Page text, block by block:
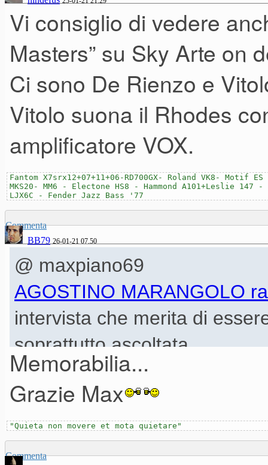
Vi consiglio di vedere
Masters” su Sky Arte on
Ci sono De Rienzo e
Vitolo suona il Rhodes
amplificatore VOX.
Fantom X7srx12+07+11+06-RD700GX- Roland VK8- Motif
MKS20- MM6 - Electone HS8 - Hammond A101+Leslie
LJX6C - Fender Jazz Bass '77
Commenta
BB79 26-01-21 07.50
@ maxpiano69
AGOSTINO MARANGOLO
intervista che merita di
soprattutto ascoltata...
Memorabilia...
Grazie Max
"Quieta non movere et mota quietare"
Commenta